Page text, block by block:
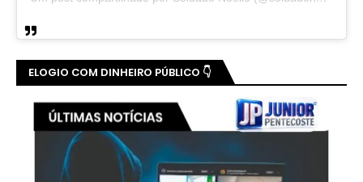
ELOGIO COM DINHEIRO PÚBLICO 👇